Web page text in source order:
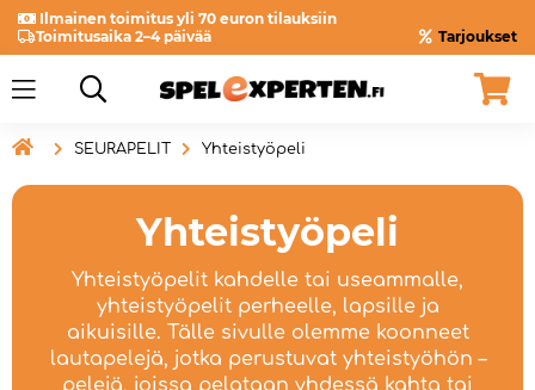
Ilmainen toimitus yli 70 euron tilauksiin
Toimitusaika 2–4 päivää
Tarjoukset
 SEURAPELIT Yhteistyöpeli
Yhteistyöpeli
Yhteistyöpelit kahdelle tai useammalle,
yhteistyöpelit perheelle, lapsille ja
aikuisille. Tälle sivulle olemme koonneet
lautapelejä, jotka perustuvat yhteistyöhön –
pelejä, joissa pelataan yhdessä kahta tai